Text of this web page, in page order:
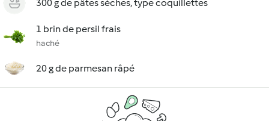
300 g de pâtes sèches, type coquillettes
1 brin de persil frais
haché
20 g de parmesan râpé